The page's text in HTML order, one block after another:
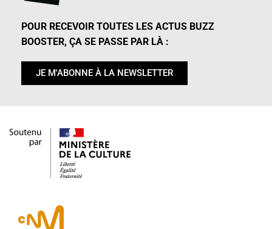
POUR RECEVOIR TOUTES LES ACTUS BUZZ
BOOSTER, ÇA SE PASSE PAR LÀ :
JE M'ABONNE À LA NEWSLETTER